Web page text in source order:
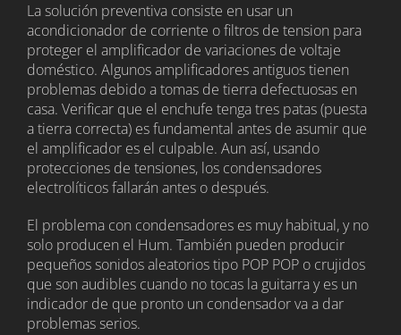
La solución preventiva consiste en usar un
acondicionador de corriente o filtros de tension para
proteger el amplificador de variaciones de voltaje
doméstico. Algunos amplificadores antiguos tienen
problemas debido a tomas de tierra defectuosas en
casa. Verificar que el enchufe tenga tres patas (puesta
a tierra correcta) es fundamental antes de asumir que
el amplificador es el culpable. Aun así, usando
protecciones de tensiones, los condensadores
electrolíticos fallarán antes o después.
El problema con condensadores es muy habitual, y no
solo producen el Hum. También pueden producir
pequeños sonidos aleatorios tipo POP POP o crujidos
que son audibles cuando no tocas la guitarra y es un
indicador de que pronto un condensador va a dar
problemas serios.